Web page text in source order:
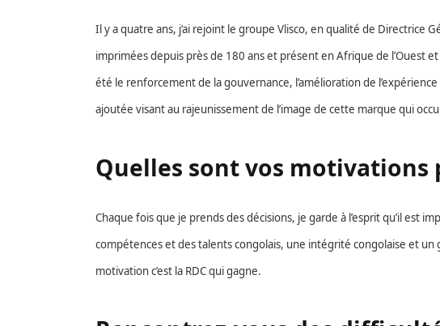
Il y a quatre ans, j’ai rejoint le groupe Vlisco, en qualité de Directrice
imprimées depuis près de 180 ans et présent en Afrique de l’Ouest
été le renforcement de la gouvernance, l’amélioration de
ajoutée visant au rajeunissement de l’image de cette marque qui
Quelles sont vos motivations
Chaque fois que je prends des décisions, je garde à l’esprit qu’il est
compétences et des talents congolais, une intégrité congolaise et un
motivation c’est la RDC qui gagne.